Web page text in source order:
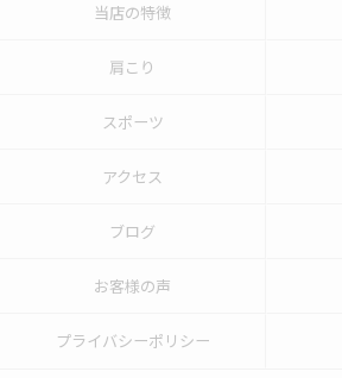
当店の特徴
肩こり
スポーツ
アクセス
ブログ
お客様の声
プライバシーポリシー